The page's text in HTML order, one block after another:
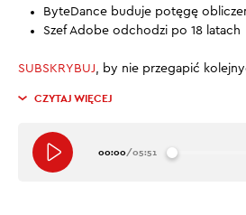
ByteDance buduje potęgę
Szef Adobe odchodzi po 18 latach
SUBSKRYBUJ, by nie przegapić
CZYTAJ WIĘCEJ
00:00/05:51